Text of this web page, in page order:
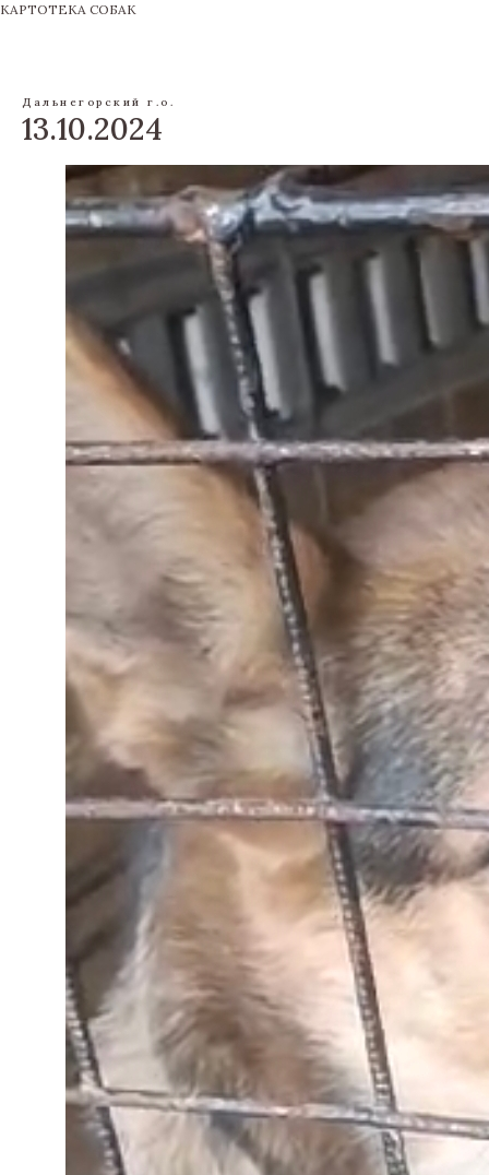
КАРТОТЕКА СОБАК
Дальнегорский г.о.
13.10.2024